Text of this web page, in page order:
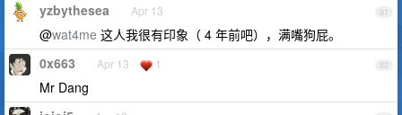
81
yzbythesea Apr 13
@wat4me 这人我很有印象（ 4 年前吧），满嘴狗屁。
82
0x663 Apr 13 1
Mr Dang